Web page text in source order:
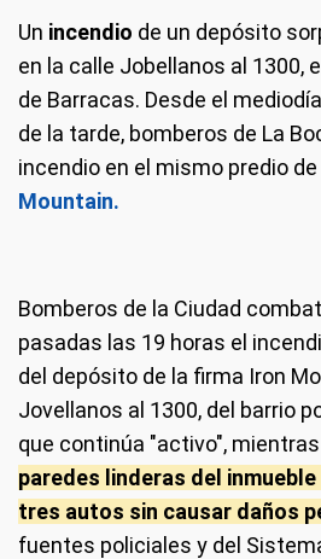
Mountain. (Foto:
Un incendio de un depósito
en la calle Jobellanos al 1300,
de Barracas. Desde el
de la tarde, bomberos de La
incendio en el mismo predio
Mountain.
Bomberos de la Ciudad
pasadas las 19 horas el
del depósito de la firma Iron
Jovellanos al 1300, del barrio
que continúa "activo",
paredes linderas del
tres autos sin causar daños
fuentes policiales y del